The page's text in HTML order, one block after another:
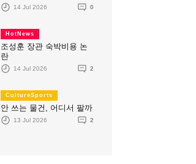
14 Jul 2026 0
HotNews
조성훈 장관 숙박비용 논
란
14 Jul 2026 2
CultureSports
안 쓰는 물건, 어디서 팔까
13 Jul 2026 2